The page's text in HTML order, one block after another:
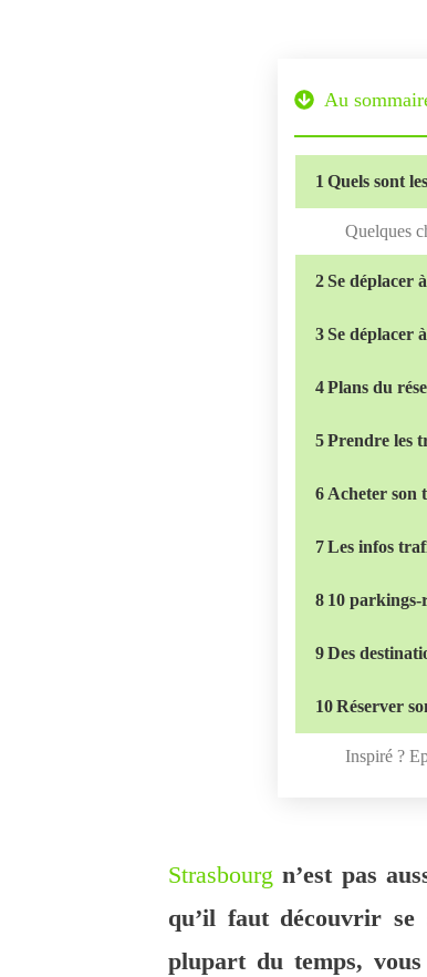
Au
1 Quels sont
Quelques
2Se déplacer
3Se déplacer
4Plans du
5Prendre les
6Acheter son
7Les infos
8 10 parkings-
9Des
10Réserver
Inspiré ?
Strasbourg n’est pas
qu’il faut découvrir se
plupart du temps,